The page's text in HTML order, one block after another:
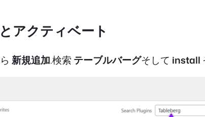
アクティベート
新規追加.検索 テーブルバーグそして install